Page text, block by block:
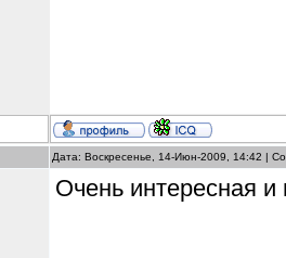
Дата: Воскресенье, 14-Июн-2009, 14:42 |
Очень интересная